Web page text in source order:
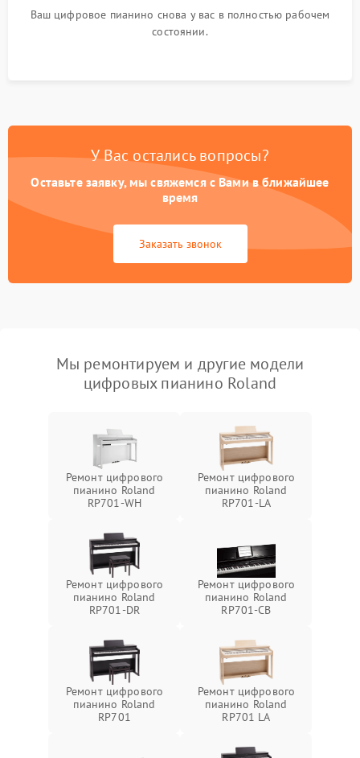
Ваш цифровое пианино снова у вас в полностью рабочем
состоянии.
У Вас остались вопросы?
Оставьте заявку, мы свяжемся с Вами в ближайшее
время
Заказать звонок
Мы ремонтируем и другие модели
цифровых пианино Roland
Ремонт цифрового
пианино Roland
RP701-WH
Ремонт цифрового
пианино Roland
RP701-LA
Ремонт цифрового
пианино Roland
RP701-DR
Ремонт цифрового
пианино Roland
RP701-CB
Ремонт цифрового
пианино Roland
RP701
Ремонт цифрового
пианино Roland
RP701 LA